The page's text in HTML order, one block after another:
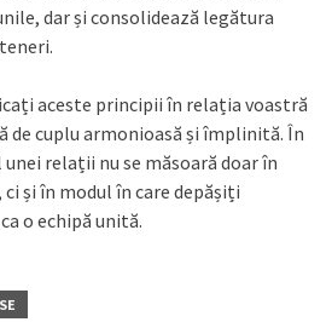
dar și consolidează legătura
aceste principii în relația voastră
de cuplu armonioasă și împlinită. În
unei relații nu se măsoară doar în
și în modul în care depășiți
o echipă unită.